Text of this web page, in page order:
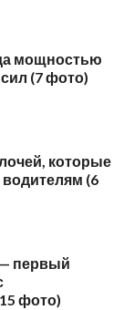
мощностью
(7 фото)
которые
(6
первый
фото)